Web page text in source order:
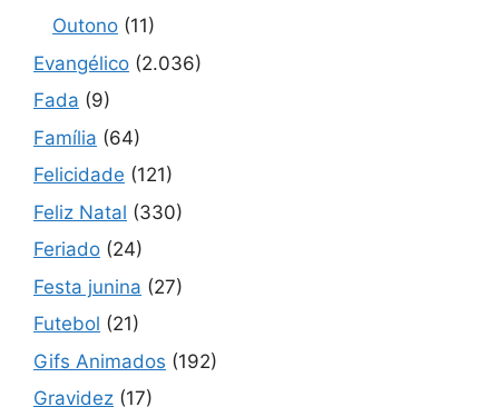
Outono (11)
Evangélico (2.036)
Fada (9)
Família (64)
Felicidade (121)
Feliz Natal (330)
Feriado (24)
Festa junina (27)
Futebol (21)
Gifs Animados (192)
Gravidez (17)